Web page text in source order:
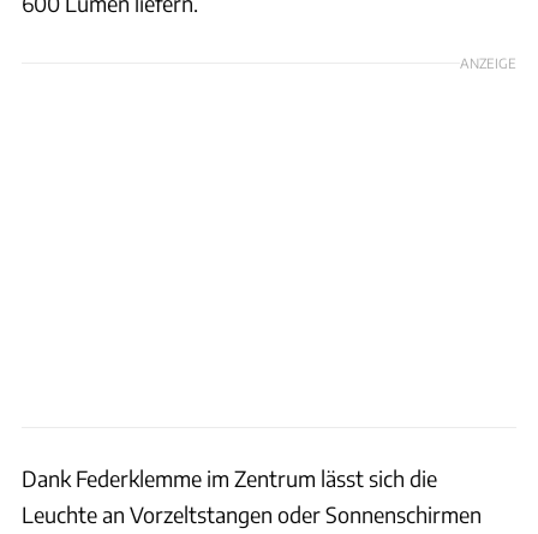
ANZEIGE
Dank Federklemme im Zentrum lässt sich die
Leuchte an Vorzeltstangen oder Sonnenschirmen